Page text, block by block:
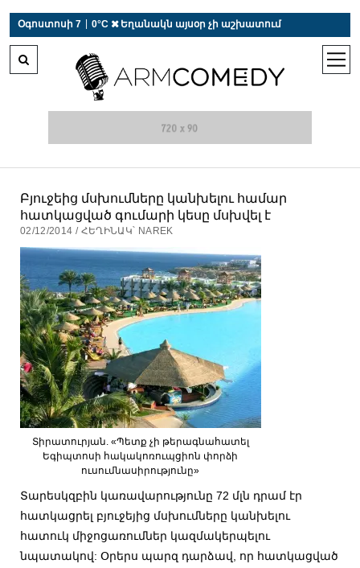
Օգոստոսի 7 0°C  Եղանակն այսօր չի աշխատում
open
Բյուջեից մսխումները կանխելու համար
հատկացված գումարի կեսը մսխվել է
02/12/2014 / ՀԵՂԻՆԱԿ՝ NAREK
Տիրատուրյան. «Պետք չի թերագնահատել
Եգիպտոսի հակակոռուպցիոն փորձի
ուսումնասիրությունը»
Տարեսկզբին կառավարությունը 72 մլն դրամ էր
հատկացրել բյուջեյից մսխումները կանխելու
հատուկ միջոցառումներ կազմակերպելու
նպատակով: Օրերս պարզ դարձավ, որ հատկացված